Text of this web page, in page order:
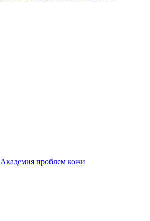
Академия проблем кожи